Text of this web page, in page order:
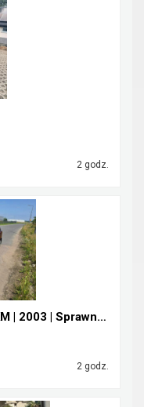
2 godz.
Škoda Fabia | 1.2 Benzyna 64 KM | 2003 | Sprawna |...
2 godz.